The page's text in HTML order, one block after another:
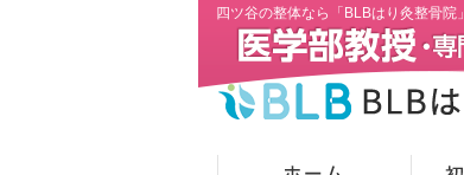
四ツ谷の整体なら「BLBはり灸整骨院」